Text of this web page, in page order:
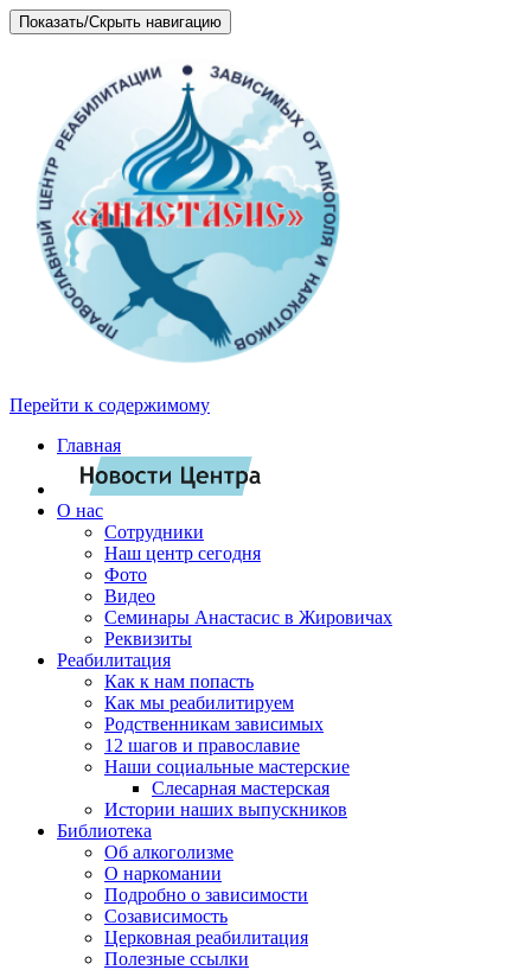
Показать/Скрыть навигацию
Перейти к содержимому
Главная
О нас
Сотрудники
Наш центр сегодня
Фото
Видео
Семинары Анастасис в Жировичах
Реквизиты
Реабилитация
Как к нам попасть
Как мы реабилитируем
Родственникам зависимых
12 шагов и православие
Наши социальные мастерские
Слесарная мастерская
Истории наших выпускников
Библиотека
Об алкоголизме
О наркомании
Подробно о зависимости
Созависимость
Церковная реабилитация
Полезные ссылки